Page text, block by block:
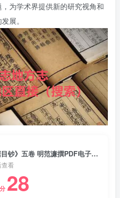
为学术界提供新的研究视角和
展。
上海市松江区《民国云间据目钞》五卷 明范濂撰PDF电子版地方志下载
看
28